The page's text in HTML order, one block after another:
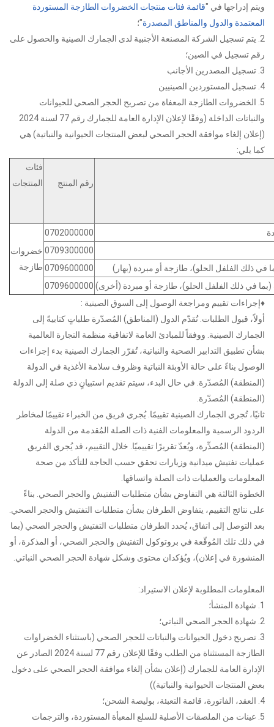
ويتم إدراجها في "قائمة فئات منتجات الخضروات الطازجة المستوردة
المعتمدة والدول والمناطق المصدرة"؛
2. يتم تسجيل الشركة المصنعة الأجنبية لدى الجمارك الصينية والحصول على
رقم تسجيل في الصين؛
3. تسجيل المصدرين الأجانب
4. تسجيل المستوردين الصينيين
5. الخضروات الطازجة المعفاة من تصريح الحجر الصحي للحيوانات
والنباتات الداخلة (وفقًا لإعلان الإدارة العامة للجمارك رقم 77 لسنة 2024
(إعلان إلغاء موافقة الحجر الصحي لبعض المنتجات الحيوانية والنباتية) هي
كما يلي:
فئات
المنتجات
رقم المنتج
خضروات
طازجة
0702000000
0709300000
0709600000
في ذلك الفلفل الحلو)، طازجة أو مبردة (بهار)
0709600000 (بما في ذلك الفلفل الحلو)، طازجة أو مبردة (أخرى)
♦إجراءات تقييم ومراجعة الوصول إلى السوق الصينية :
أولاً، قبول الطلبات. تُقدّم الدول (المناطق) المُصدّرة طلباتٍ كتابيةً إلى
الجمارك الصينية. ووفقاً للمبادئ العامة لاتفاقية منظمة التجارة العالمية
بشأن تطبيق التدابير الصحية والنباتية، تُقرّر الجمارك الصينية بدء إجراءات
الوصول بناءً على حالة الأوبئة النباتية وظروف سلامة الأغذية في الدولة
(المنطقة) المُصدّرة. في حال البدء، سيتم تقديم استبيانٍ ذي صلة إلى الدولة
(المنطقة) المُصدّرة.
ثانيًا، تُجري الجمارك الصينية تقييمًا. يُجري فريق من الخبراء تقييمًا لمخاطر
الردود الرسمية والمعلومات الفنية ذات الصلة المُقدمة من الدولة
(المنطقة) المُصدِّرة، ويُعدّ تقريرًا تقييميًا. خلال التقييم، قد يُجري الفريق
عمليات تفتيش ميدانية وزيارات تحقق حسب الحاجة للتأكد من صحة
المعلومات والعمليات ذات الصلة واتساقها.
الخطوة الثالثة هي التفاوض بشأن متطلبات التفتيش والحجر الصحي. بناءً
على نتائج التقييم، يتفاوض الطرفان بشأن متطلبات التفتيش والحجر الصحي.
بعد التوصل إلى اتفاق، يُحدد الطرفان متطلبات التفتيش والحجر الصحي (بما
في ذلك تلك المُوقّعة في بروتوكول التفتيش والحجر الصحي، أو المذكرة، أو
المنشورة في إعلان)، ويُؤكدان محتوى وشكل شهادة الحجر الصحي النباتي.
المعلومات المطلوبة لإعلان الاستيراد:
1. شهادة المنشأ؛
2. شهادة الحجر الصحي النباتي؛
3. تصريح دخول الحيوانات والنباتات للحجر الصحي (باستثناء الخضراوات
الطازجة المستثناة من الطلب وفقًا للإعلان رقم 77 لسنة 2024 الصادر عن
الإدارة العامة للجمارك (إعلان بشأن إلغاء موافقة الحجر الصحي على دخول
بعض المنتجات الحيوانية والنباتية))
4. العقد، الفاتورة، قائمة التعبئة، بوليصة الشحن؛
5. عينات من الملصقات الأصلية للسلع المعبأة المستوردة، والترجمات